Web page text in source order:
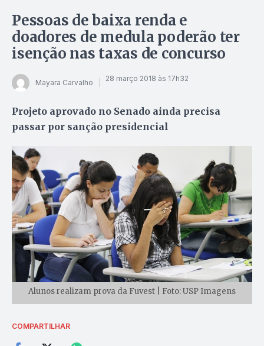
Pessoas de baixa renda e
doadores de medula poderão ter
isenção nas taxas de concurso
Mayara Carvalho 28 março 2018 às 17h32
Projeto aprovado no Senado ainda precisa
passar por sanção presidencial
Alunos realizam prova da Fuvest | Foto: USP Imagens
COMPARTILHAR